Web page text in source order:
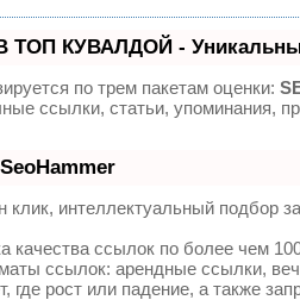
ТОП КУВАЛДОЙ -
по трем пакетам оценки:
ссылки, статьи, упоминания,
интеллектуальный подбор
качества ссылок по более чем
ссылок: арендные ссылки,
где рост или падение, а также